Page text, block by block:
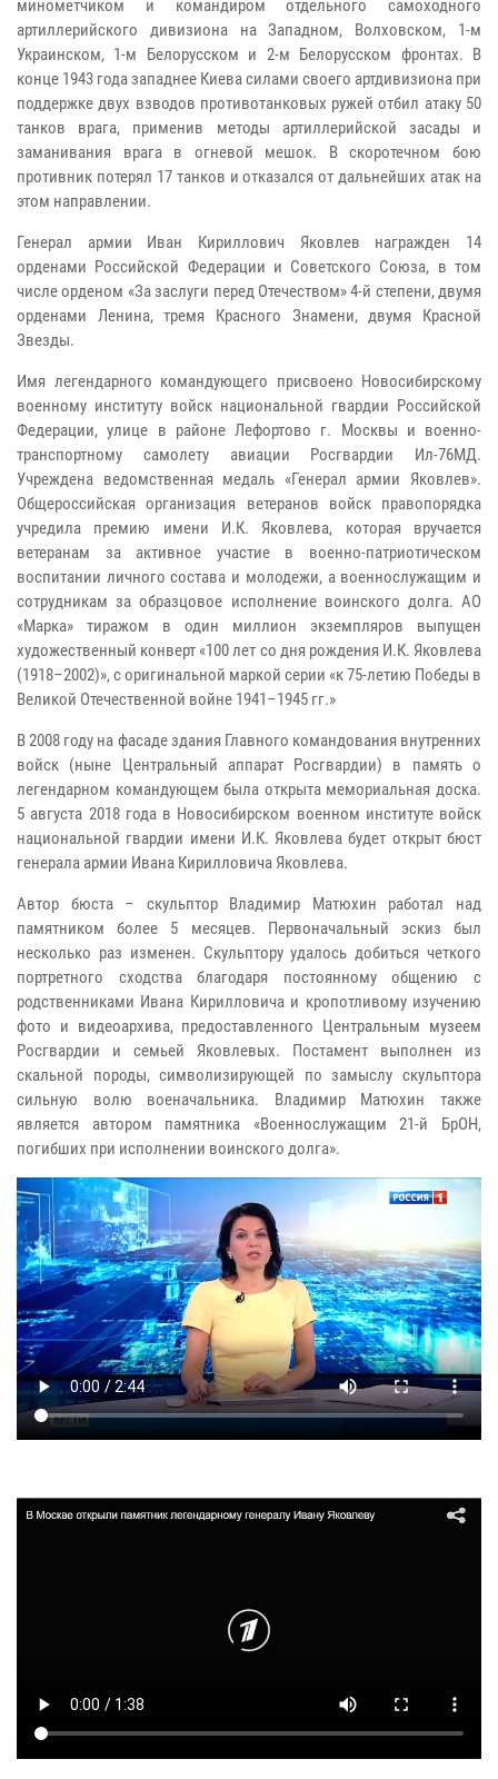
минометчиком и командиром отдельного самоходного
артиллерийского дивизиона на Западном, Волховском, 1-м
Украинском, 1-м Белорусском и 2-м Белорусском фронтах. В
конце 1943 года западнее Киева силами своего артдивизиона при
поддержке двух взводов противотанковых ружей отбил атаку 50
танков врага, применив методы артиллерийской засады и
заманивания врага в огневой мешок. В скоротечном бою
противник потерял 17 танков и отказался от дальнейших атак на
этом направлении.
Генерал армии Иван Кириллович Яковлев награжден 14
орденами Российской Федерации и Советского Союза, в том
числе орденом «За заслуги перед Отечеством» 4-й степени, двумя
орденами Ленина, тремя Красного Знамени, двумя Красной
Звезды.
Имя легендарного командующего присвоено Новосибирскому
военному институту войск национальной гвардии Российской
Федерации, улице в районе Лефортово г. Москвы и военно-
транспортному самолету авиации Росгвардии Ил-76МД.
Учреждена ведомственная медаль «Генерал армии Яковлев».
Общероссийская организация ветеранов войск правопорядка
учредила премию имени И.К. Яковлева, которая вручается
ветеранам за активное участие в военно-патриотическом
воспитании личного состава и молодежи, а военнослужащим и
сотрудникам за образцовое исполнение воинского долга. АО
«Марка» тиражом в один миллион экземпляров выпущен
художественный конверт «100 лет со дня рождения И.К. Яковлева
(1918–2002)», с оригинальной маркой серии «к 75-летию Победы в
Великой Отечественной войне 1941–1945 гг.»
В 2008 году на фасаде здания Главного командования внутренних
войск (ныне Центральный аппарат Росгвардии) в память о
легендарном командующем была открыта мемориальная доска.
5 августа 2018 года в Новосибирском военном институте войск
национальной гвардии имени И.К. Яковлева будет открыт бюст
генерала армии Ивана Кирилловича Яковлева.
Автор бюста – скульптор Владимир Матюхин работал над
памятником более 5 месяцев. Первоначальный эскиз был
несколько раз изменен. Скульптору удалось добиться четкого
портретного сходства благодаря постоянному общению с
родственниками Ивана Кирилловича и кропотливому изучению
фото и видеоархива, предоставленного Центральным музеем
Росгвардии и семьей Яковлевых. Постамент выполнен из
скальной породы, символизирующей по замыслу скульптора
сильную волю военачальника. Владимир Матюхин также
является автором памятника «Военнослужащим 21-й БрОН,
погибших при исполнении воинского долга».